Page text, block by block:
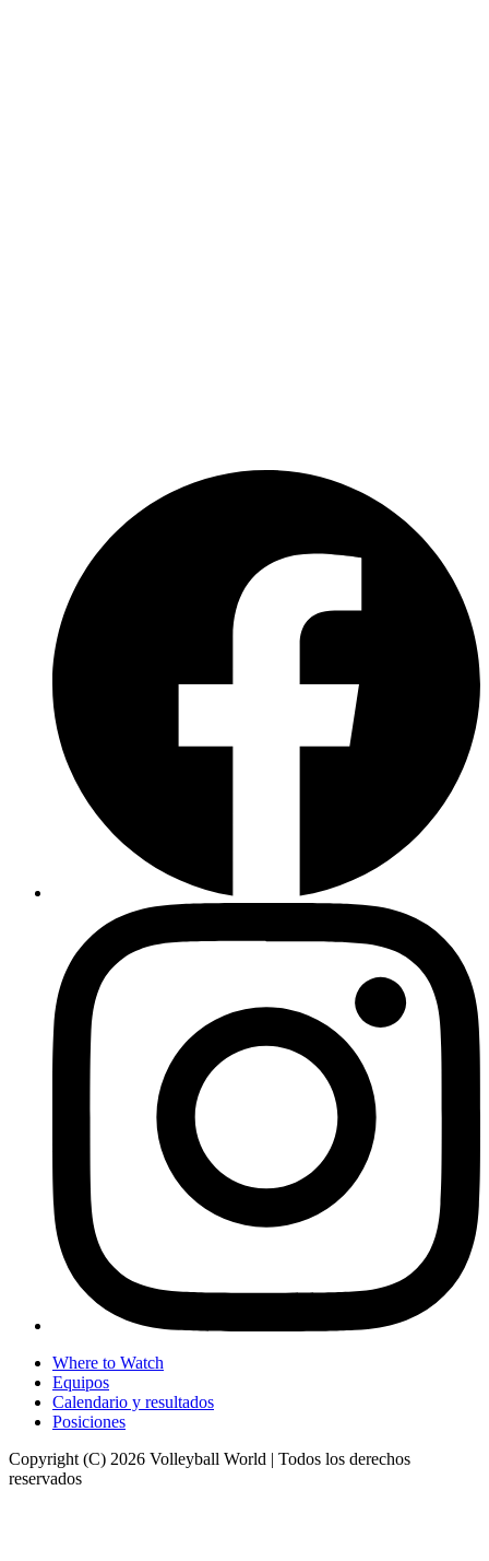
Where to Watch
Equipos
Calendario y resultados
Posiciones
Copyright (C) 2026 Volleyball World | Todos los derechos
reservados